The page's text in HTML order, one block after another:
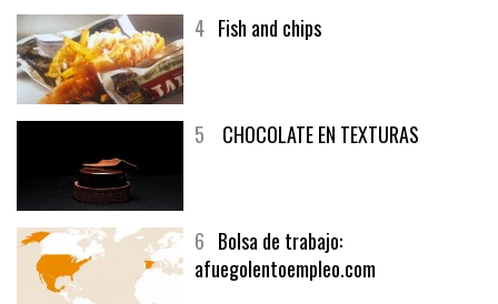
4 Fish and chips
5 CHOCOLATE EN TEXTURAS
6 Bolsa de trabajo:
afuegolentoempleo.com